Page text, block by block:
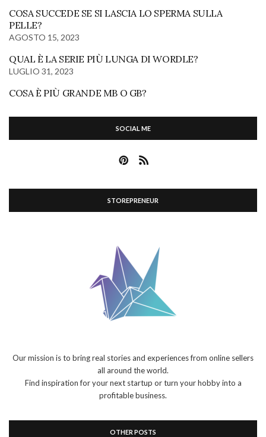
COSA SUCCEDE SE SI LASCIA LO SPERMA SULLA
PELLE?
AGOSTO 15, 2023
QUAL È LA SERIE PIÙ LUNGA DI WORDLE?
LUGLIO 31, 2023
COSA È PIÙ GRANDE MB O GB?
SOCIAL ME
STOREPRENEUR
Our mission is to bring real stories and experiences from online sellers
all around the world.
Find inspiration for your next startup or turn your hobby into a
profitable business.
OTHER POSTS